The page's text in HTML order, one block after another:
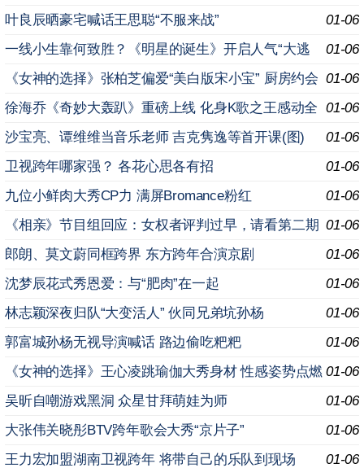
玩公主抱
01-06
叶良辰晒豪宅喊话王思聪“不服来战”
01-06
一线小生靠何致胜？《明星的诞生》开启人气“大逃
杀”
01-06
《女神的选择》张柏芝偏爱“美白版宋小宝” 厨房约会
被抢“男友”
01-06
徐海乔《奇妙大轰趴》重磅上线 化身K歌之王感动全
场
01-06
沙宝亮、谭维维当音乐老师 吉克隽逸等首开课(图)
01-06
卫视跨年哪家强？ 各花心思各有招
01-06
九位小鲜肉大秀CP力 满屏Bromance粉红
01-06
《相亲》节目组回应：女权者评判过早，请看第二期
01-06
郎朗、莫文蔚同框跨界 东方跨年合演京剧
01-06
沈梦辰花式秀恩爱：与“肥肉”在一起
01-06
林志颖深夜归队“大变活人” 伙同兄弟坑孙杨
01-06
郭富城孙杨无视导演喊话 路边偷吃粑粑
01-06
《女神的选择》王心凌跳瑜伽大秀身材 性感姿势点燃
现场
01-06
吴昕自嘲游戏黑洞 众星甘拜萌娃为师
01-06
大张伟关晓彤BTV跨年歌会大秀“京片子”
01-06
王力宏加盟湖南卫视跨年 将带自己的乐队到现场